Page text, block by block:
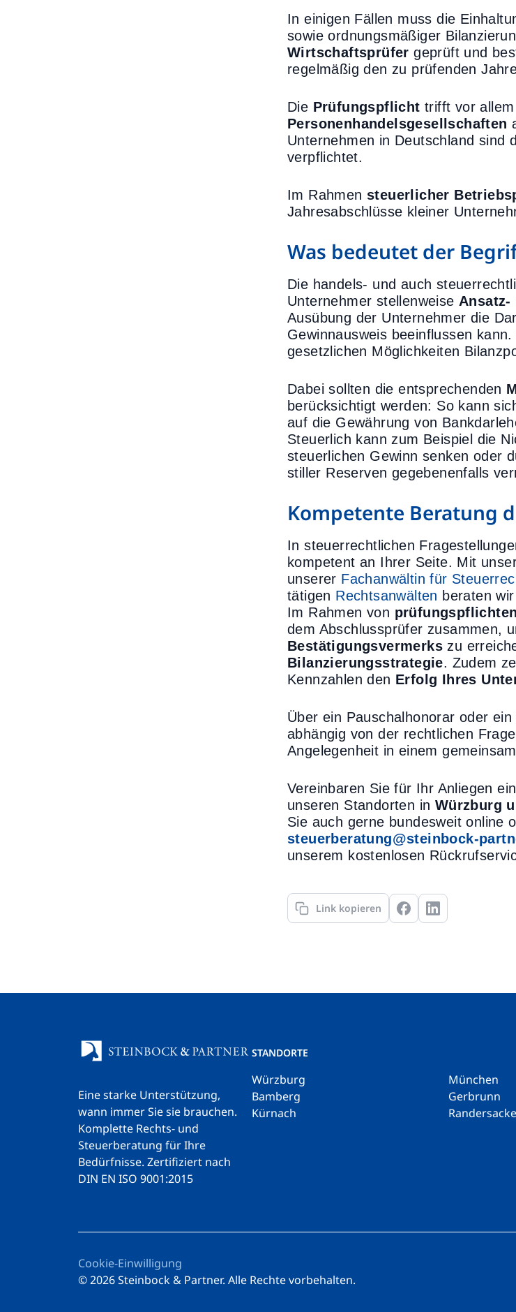
In einigen Fällen muss die
sowie ordnungsmäßiger
Wirtschaftsprüfer geprüft und
regelmäßig den zu prüfenden
Die Prüfungspflicht trifft vor allem
Personenhandelsgesellschaften
Unternehmen in Deutschland sind
verpflichtet.
Im Rahmen steuerlicher
Jahresabschlüsse kleiner
Was bedeutet der
Die handels- und auch
Unternehmer stellenweise Ansatz-
Ausübung der Unternehmer die
Gewinnausweis beeinflussen
gesetzlichen Möglichkeiten
Dabei sollten die entsprechenden
berücksichtigt werden: So kann
auf die Gewährung von
Steuerlich kann zum Beispiel die
steuerlichen Gewinn senken oder
stiller Reserven gegebenenfalls
Kompetente Beratung
In steuerrechtlichen
kompetent an Ihrer Seite. Mit
unserer Fachanwältin für
tätigen Rechtsanwälten beraten
Im Rahmen von
dem Abschlussprüfer zusammen,
Bestätigungsvermerks zu
Bilanzierungsstrategie. Zudem
Kennzahlen den Erfolg Ihres
Über ein Pauschalhonorar oder
abhängig von der rechtlichen
Angelegenheit in einem
Vereinbaren Sie für Ihr Anliegen
unseren Standorten in Würzburg
Sie auch gerne bundesweit online
steuerberatung@steinbock-
unserem kostenlosen
Link kopieren
Eine starke Unterstützung,
wann immer Sie sie brauchen.
Komplette Rechts- und
Steuerberatung für Ihre
Bedürfnisse. Zertifiziert nach
DIN EN ISO 9001:2015
STANDORTE
Würzburg München
Bamberg
Gerbrunn
Kürnach
© 2026 Steinbock & Partner. Alle Rechte vorbehalten.
Cookie-Einwilligung